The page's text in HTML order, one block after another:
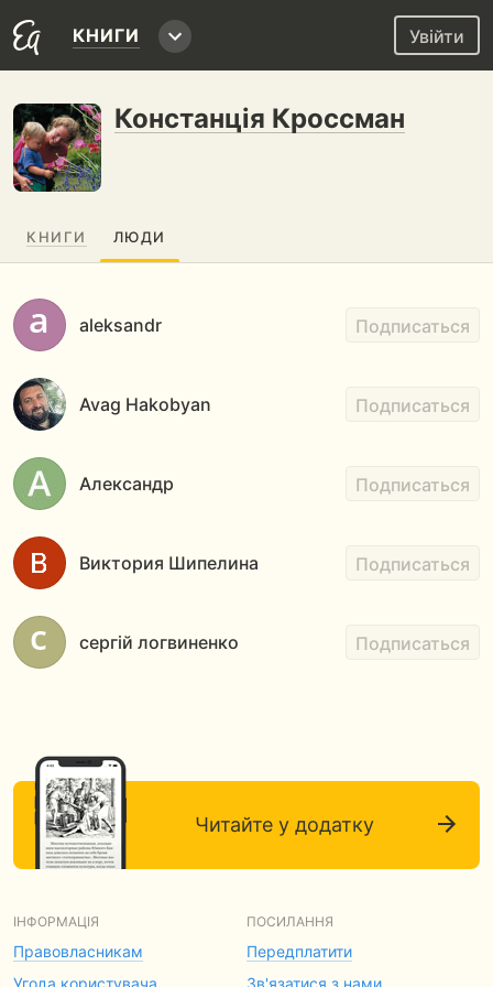
КНИГИ Увійти
Констанція Кроссман
КНИГИ ЛЮДИ
aleksandr Подписаться
Avag Hakobyan Подписаться
Александр Подписаться
Виктория Шипелина Подписаться
сергій логвиненко Подписаться
Читайте у додатку
ІНФОРМАЦІЯ
Правовласникам
Угода користувача
ПОСИЛАННЯ
Передплатити
Зв'язатися з нами